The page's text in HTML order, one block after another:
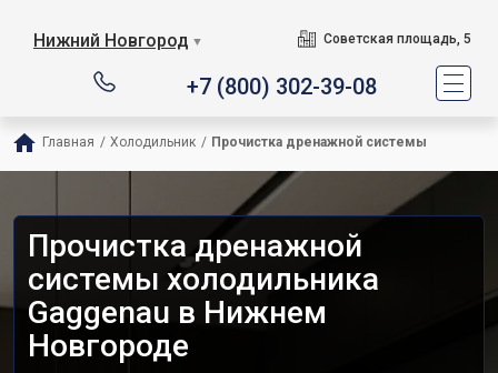
Нижний Новгород ▼ Советская площадь, 5
+7 (800) 302-39-08
Главная / Холодильник / Прочистка дренажной системы
Прочистка дренажной
системы холодильника
Gaggenau в Нижнем
Новгороде